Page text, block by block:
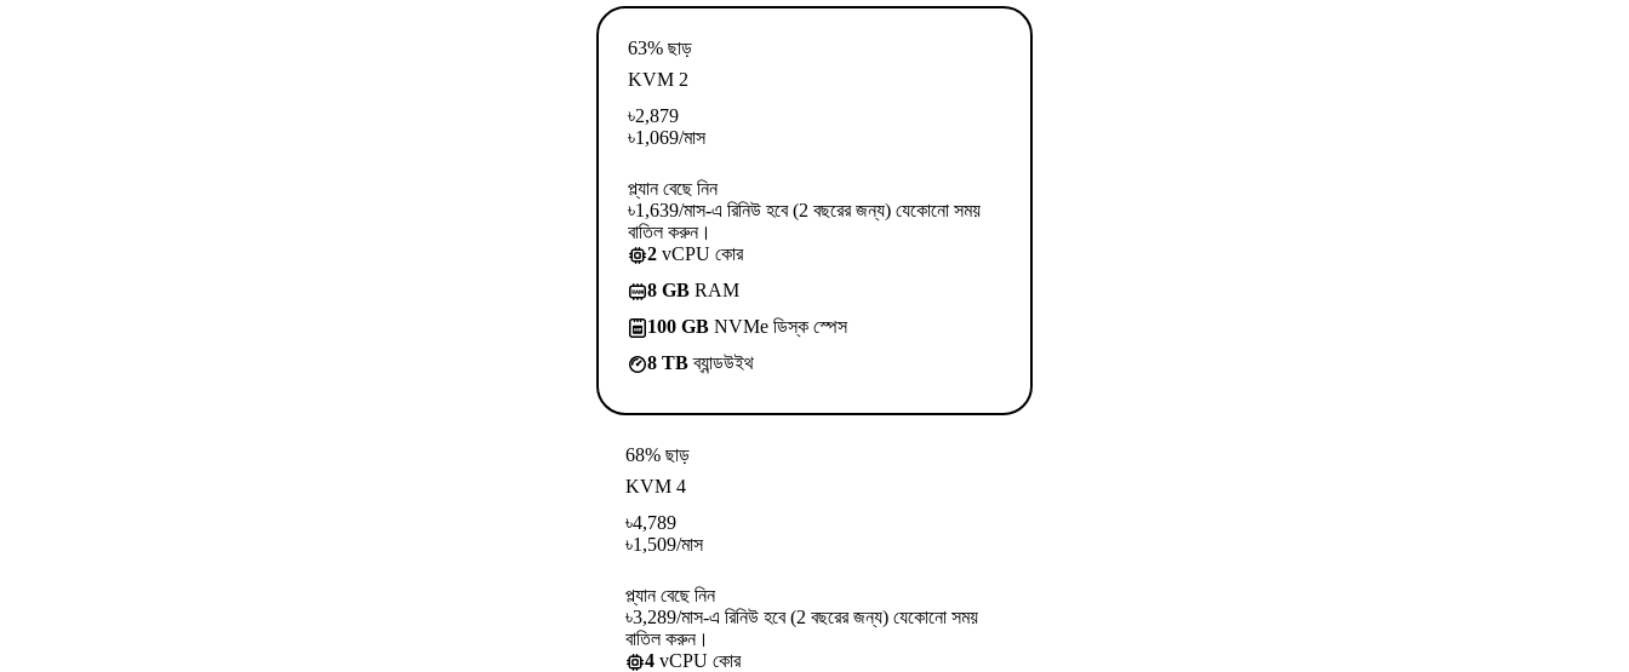
63% ছাড়
KVM 2
৳2,879
৳1,069/মাস
প্ল্যান বেছে নিন
৳1,639/মাস-এ রিনিউ হবে (2 বছরের জন্য) যেকোনো সময়
বাতিল করুন।
2 vCPU কোর
8 GB RAM
100 GB NVMe ডিস্ক স্পেস
8 TBব্যান্ডউইথ
68% ছাড়
KVM 4
৳4,789
৳1,509/মাস
প্ল্যান বেছে নিন
৳3,289/মাস-এ রিনিউ হবে (2 বছরের জন্য) যেকোনো সময়
বাতিল করুন।
4 vCPU কোর